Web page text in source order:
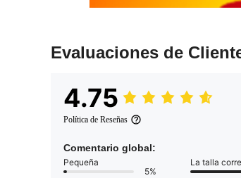
Evaluaciones de
4.75
Política de Reseñas
Comentario global:
Pequeña
5%
La talla